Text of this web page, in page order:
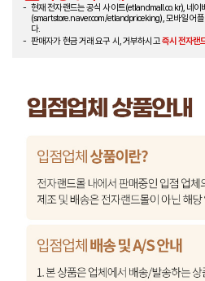
현재 전자랜드는 공식 사이트(etlandmall.co.kr), 네이
(smartstore.naver.com/etlandpriceking), 모바일 어
다.
판매자가 현금 거래 요구 시, 거부하시고즉시 전자랜